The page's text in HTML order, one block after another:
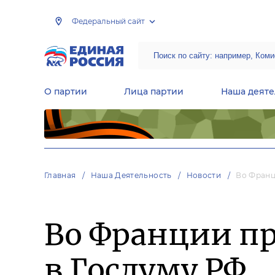
Федеральный сайт
О партии Лица партии Наша
Главная Наша Деятельность Новости Во
Во Франции